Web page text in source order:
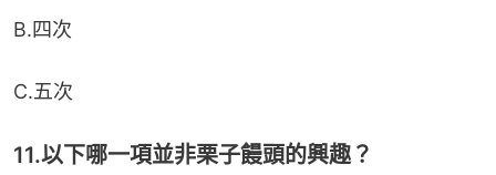
B.四次
C.五次
11.以下哪一項並非栗子饅頭的興趣？